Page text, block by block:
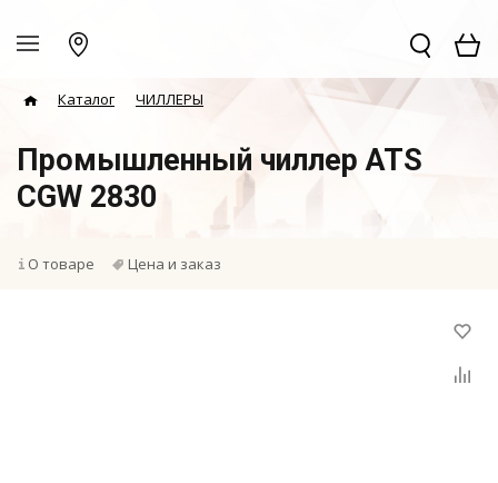
Каталог ЧИЛЛЕРЫ
Промышленный чиллер ATS
CGW 2830
О товаре Цена и заказ